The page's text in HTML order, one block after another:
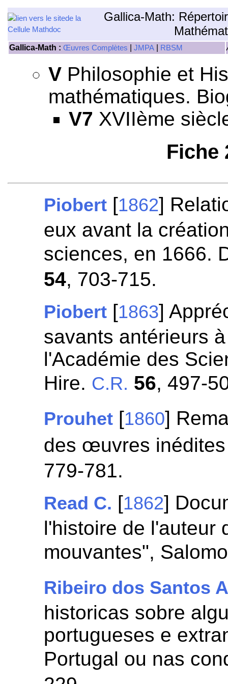
Gallica-Math:
Gallica-Math : Œuvres Complètes JMPA RBSM
V Philosophie et
mathématiques.
V7 XVIIème
Fiche
Piobert [1862]
eux avant la
sciences, en 1666.
54, 703-715.
Piobert [1863]
savants antérieurs
l'Académie des
Hire. C.R. 56, 497-
Prouhet [1860]
des œuvres
779-781.
Read C. [1862]
l'histoire de l'auteur
mouvantes",
Ribeiro dos Santos
historicas sobre
portugueses e
Portugal ou nas